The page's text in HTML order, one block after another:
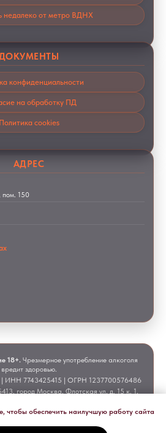
чтобы обеспечить наилучшую работу сайта
недалеко от метро ВДНХ
конфиденциальности
на обработку ПД
Политика cookies
АДРЕС
пом. 150
18+.Чрезмерное употребление алкоголя
вредит здоровью.
ИНН 7743425415 | ОГРН 1237700576486
город Москва, Флотская ул, д. 15 к. 1,